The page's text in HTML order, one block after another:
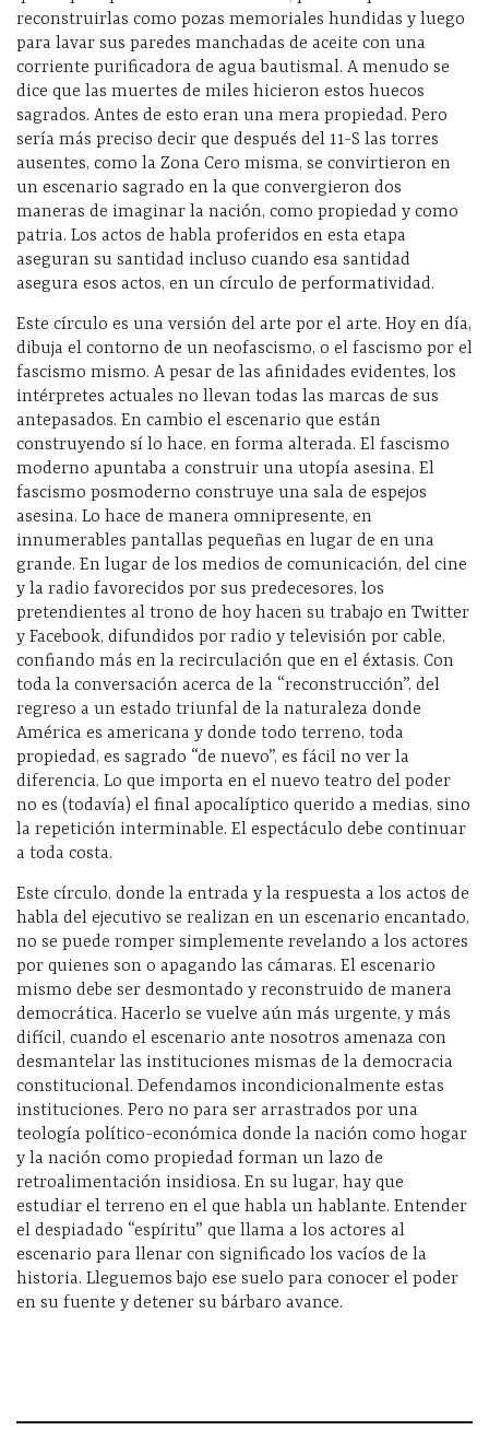
reconstruirlas como pozas memoriales hundidas y luego
para lavar sus paredes manchadas de aceite con una
corriente purificadora de agua bautismal. A menudo se
dice que las muertes de miles hicieron estos huecos
sagrados. Antes de esto eran una mera propiedad. Pero
sería más preciso decir que después del 11-S las torres
ausentes, como la Zona Cero misma, se convirtieron en
un escenario sagrado en la que convergieron dos
maneras de imaginar la nación, como propiedad y como
patria. Los actos de habla proferidos en esta etapa
aseguran su santidad incluso cuando esa santidad
asegura esos actos, en un círculo de performatividad.
Este círculo es una versión del arte por el arte. Hoy en día,
dibuja el contorno de un neofascismo, o el fascismo por el
fascismo mismo. A pesar de las afinidades evidentes, los
intérpretes actuales no llevan todas las marcas de sus
antepasados. En cambio el escenario que están
construyendo sí lo hace, en forma alterada. El fascismo
moderno apuntaba a construir una utopía asesina. El
fascismo posmoderno construye una sala de espejos
asesina. Lo hace de manera omnipresente, en
innumerables pantallas pequeñas en lugar de en una
grande. En lugar de los medios de comunicación, del cine
y la radio favorecidos por sus predecesores, los
pretendientes al trono de hoy hacen su trabajo en Twitter
y Facebook, difundidos por radio y televisión por cable,
confiando más en la recirculación que en el éxtasis. Con
toda la conversación acerca de la “reconstrucción”, del
regreso a un estado triunfal de la naturaleza donde
América es americana y donde todo terreno, toda
propiedad, es sagrado “de nuevo”, es fácil no ver la
diferencia. Lo que importa en el nuevo teatro del poder
no es (todavía) el final apocalíptico querido a medias, sino
la repetición interminable. El espectáculo debe continuar
a toda costa.
Este círculo, donde la entrada y la respuesta a los actos de
habla del ejecutivo se realizan en un escenario encantado,
no se puede romper simplemente revelando a los actores
por quienes son o apagando las cámaras. El escenario
mismo debe ser desmontado y reconstruido de manera
democrática. Hacerlo se vuelve aún más urgente, y más
difícil, cuando el escenario ante nosotros amenaza con
desmantelar las instituciones mismas de la democracia
constitucional. Defendamos incondicionalmente estas
instituciones. Pero no para ser arrastrados por una
teología político-económica donde la nación como hogar
y la nación como propiedad forman un lazo de
retroalimentación insidiosa. En su lugar, hay que
estudiar el terreno en el que habla un hablante. Entender
el despiadado “espíritu” que llama a los actores al
escenario para llenar con significado los vacíos de la
historia. Lleguemos bajo ese suelo para conocer el poder
en su fuente y detener su bárbaro avance.